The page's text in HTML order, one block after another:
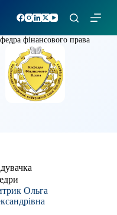
фінансового права
Ольга